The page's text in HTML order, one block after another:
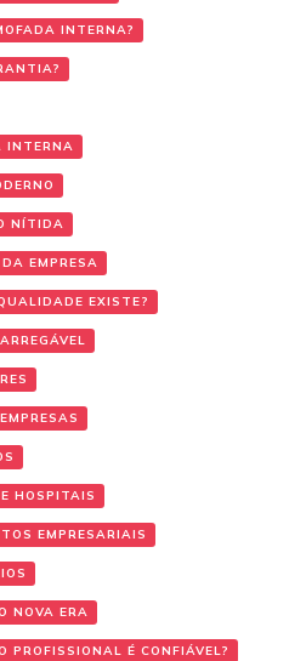
INTERNA?
INTERNA
NÍTIDA
EMPRESA
EXISTE?
HOSPITAIS
EMPRESARIAIS
NOVA ERA
PROFISSIONAL É CONFIÁVEL?